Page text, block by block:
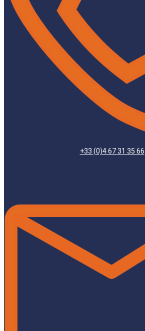
+33 (0)4 67 31 35 66